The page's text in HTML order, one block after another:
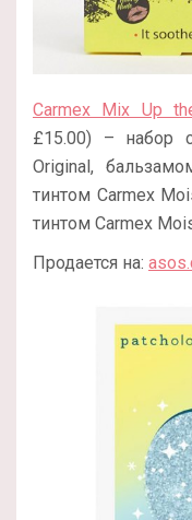
Carmex Mix Up
£15.00) – набор
Original,
тинтом Carmex
тинтом Carmex
Продается на: